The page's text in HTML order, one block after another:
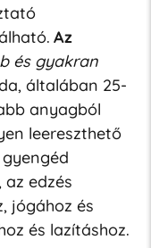
Az
és gyakran
általában 25-
anyagból
leereszthető
az edzés
jógához és
és lazításhoz.